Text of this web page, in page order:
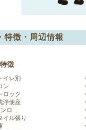
特徴・周辺情報
徴
イレ別
ン
ロック
浄便座
ロ
イル張り